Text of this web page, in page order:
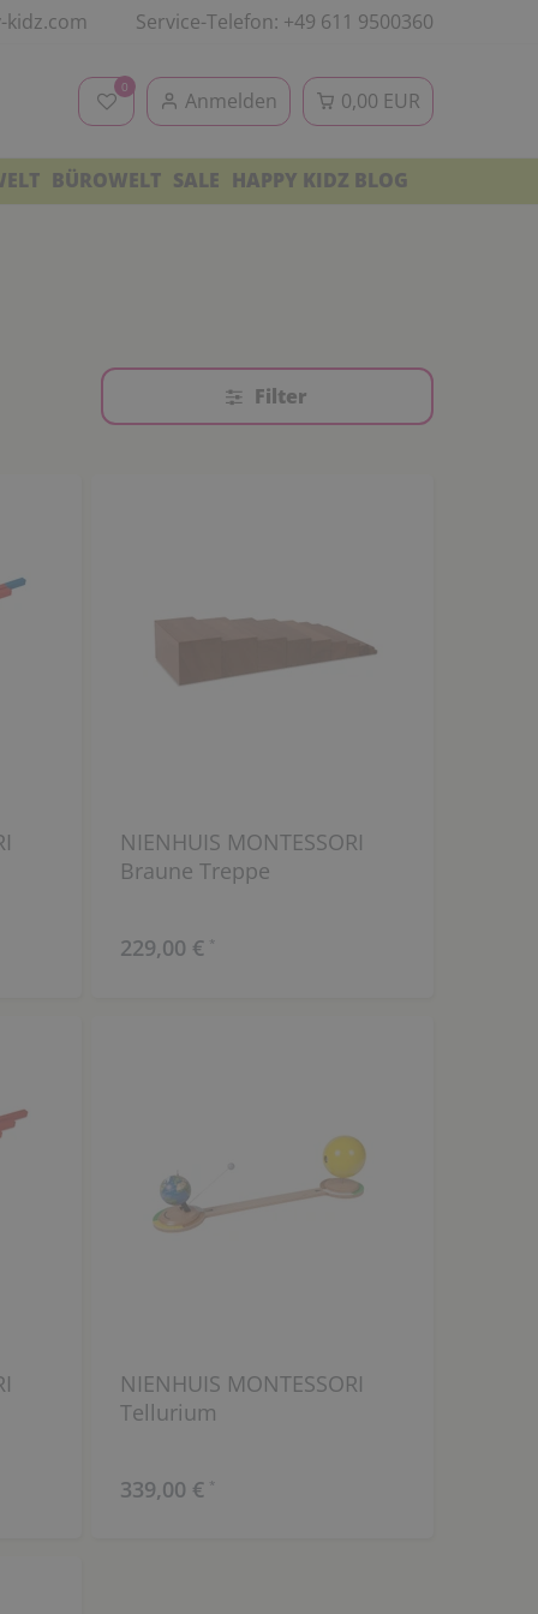
kidz.com Service-Telefon: +49 611 9500360
0
Anmelden 0,00 EUR
BÜROWELT SALE HAPPY KIDZ BLOG
Filter
NIENHUIS MONTESSORI
Braune Treppe
229,00 € *
NIENHUIS MONTESSORI
Tellurium
339,00 € *